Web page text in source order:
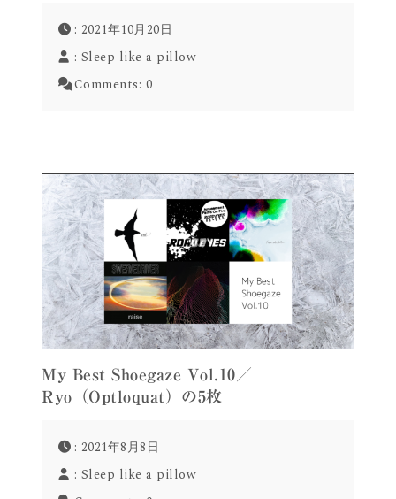
: 2021年10月20日
: Sleep like a pillow
Comments: 0
My Best Shoegaze Vol.10／
Ryo（Optloquat）の5枚
: 2021年8月8日
: Sleep like a pillow